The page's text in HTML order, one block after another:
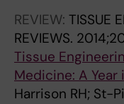
REVIEW: TISSUE
REVIEWS.
Tissue
Medicine: A Year
Harrison RH; St-